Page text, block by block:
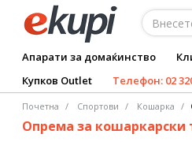
Апарати за домаќинство
Купков Outlet
Телефон: 02
Почетна Спортови Кошарка
Опрема за кошаркарски